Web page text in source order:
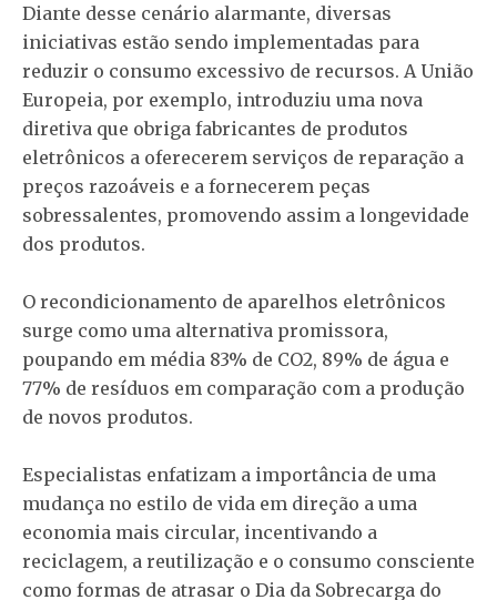
Diante desse cenário alarmante, diversas
iniciativas estão sendo implementadas para
reduzir o consumo excessivo de recursos. A União
Europeia, por exemplo, introduziu uma nova
diretiva que obriga fabricantes de produtos
eletrônicos a oferecerem serviços de reparação a
preços razoáveis e a fornecerem peças
sobressalentes, promovendo assim a longevidade
dos produtos.
O recondicionamento de aparelhos eletrônicos
surge como uma alternativa promissora,
poupando em média 83% de CO2, 89% de água e
77% de resíduos em comparação com a produção
de novos produtos.
Especialistas enfatizam a importância de uma
mudança no estilo de vida em direção a uma
economia mais circular, incentivando a
reciclagem, a reutilização e o consumo consciente
como formas de atrasar o Dia da Sobrecarga do